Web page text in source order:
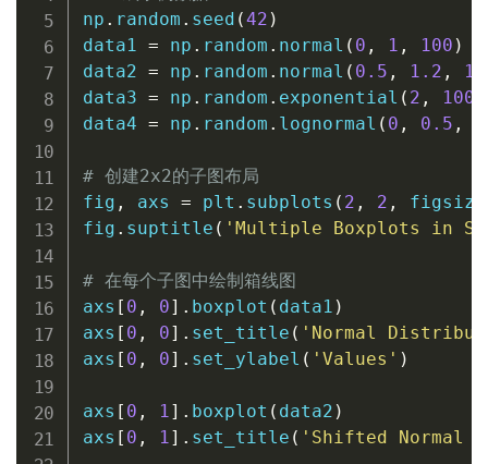
np . random . seed (42 )
data1 = np . random . normal ( 0 , 1 , 100 )
data2 = np . random . normal ( 0.5 , 1.2 ,
data3 = np . random . exponential ( 2 , 100
data4 = np . random . lognormal ( 0 , 0.5 ,
# 创建2x2的子图布局
fig , axs = plt . subplots ( 2 , 2 , figsize
fig . suptitle ( 'Multiple Boxplots in
# 在每个子图中绘制箱线图
axs [ 0 , 0] . boxplot ( data1 )
axs [ 0 , 0] . set_title ( 'Normal
axs [ 0 , 0] . set_ylabel ( 'Values' )
axs [ 0 , 1] . boxplot ( data2 )
axs [ 0 , 1] . set_title ( 'Shifted Normal